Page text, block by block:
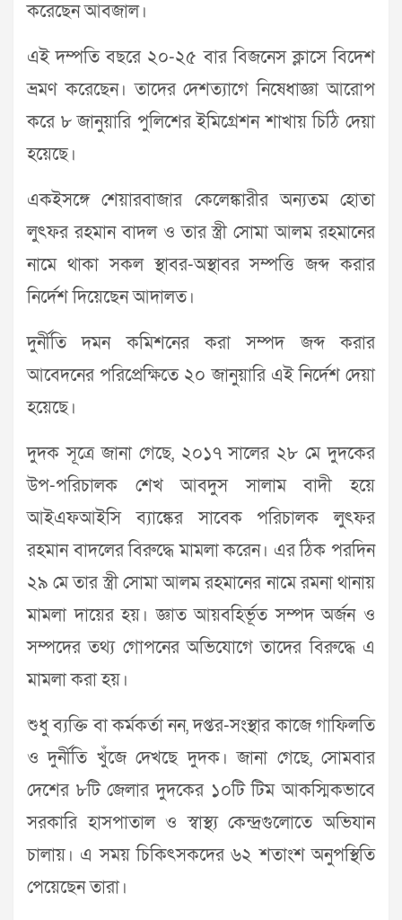
করেছেন আবজাল।
এই দম্পতি বছরে ২০-২৫ বার বিজনেস ক্লাসে বিদেশ
ভ্রমণ করেছেন। তাদের দেশত্যাগে নিষেধাজ্ঞা আরোপ
করে ৮ জানুয়ারি পুলিশের ইমিগ্রেশন শাখায় চিঠি দেয়া
হয়েছে।
একইসঙ্গে শেয়ারবাজার কেলেঙ্কারীর অন্যতম হোতা
লুৎফর রহমান বাদল ও তার স্ত্রী সোমা আলম রহমানের
নামে থাকা সকল স্থাবর-অস্থাবর সম্পত্তি জব্দ করার
নির্দেশ দিয়েছেন আদালত।
দুর্নীতি দমন কমিশনের করা সম্পদ জব্দ করার
আবেদনের পরিপ্রেক্ষিতে ২০ জানুয়ারি এই নির্দেশ দেয়া
হয়েছে।
দুদক সূত্রে জানা গেছে, ২০১৭ সালের ২৮ মে দুদকের
উপ-পরিচালক শেখ আবদুস সালাম বাদী হয়ে
আইএফআইসি ব্যাঙ্কের সাবেক পরিচালক লুৎফর
রহমান বাদলের বিরুদ্ধে মামলা করেন। এর ঠিক পরদিন
২৯ মে তার স্ত্রী সোমা আলম রহমানের নামে রমনা থানায়
মামলা দায়ের হয়। জ্ঞাত আয়বহির্ভূত সম্পদ অর্জন ও
সম্পদের তথ্য গোপনের অভিযোগে তাদের বিরুদ্ধে এ
মামলা করা হয়।
শুধু ব্যক্তি বা কর্মকর্তা নন, দপ্তর-সংস্থার কাজে গাফিলতি
ও দুর্নীতি খুঁজে দেখছে দুদক। জানা গেছে, সোমবার
দেশের ৮টি জেলার দুদকের ১০টি টিম আকস্মিকভাবে
সরকারি হাসপাতাল ও স্বাস্থ্য কেন্দ্রগুলোতে অভিযান
চালায়। এ সময় চিকিৎসকদের ৬২ শতাংশ অনুপস্থিতি
পেয়েছেন তারা।